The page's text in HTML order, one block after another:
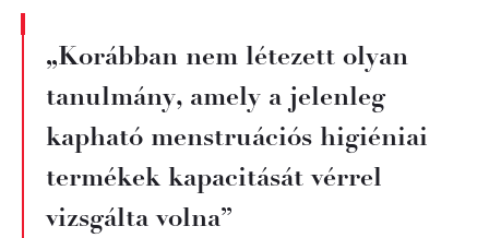
„Korábban nem létezett olyan
tanulmány, amely a jelenleg
kapható menstruációs higiéniai
termékek kapacitását vérrel
vizsgálta volna”